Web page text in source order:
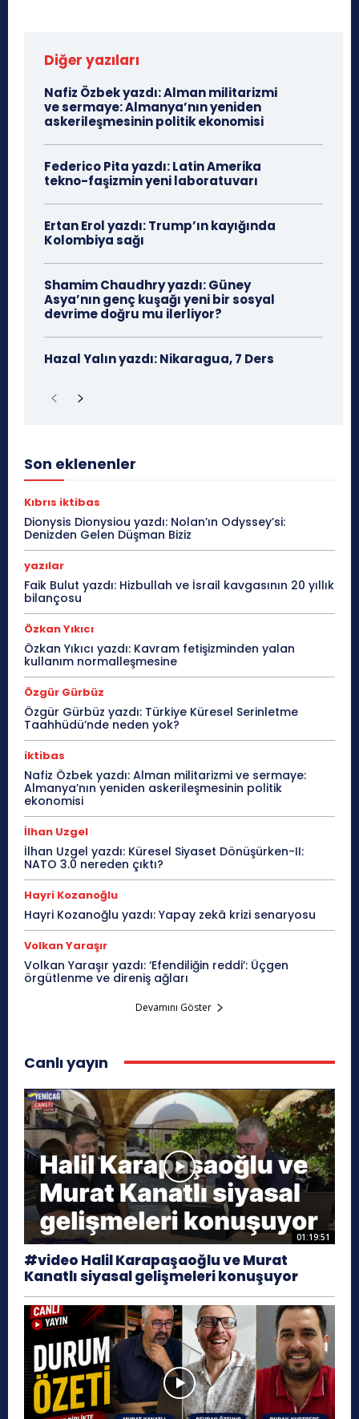
Diğer yazıları
Nafiz Özbek yazdı: Alman militarizmi
ve sermaye: Almanya’nın yeniden
askerileşmesinin politik ekonomisi
Federico Pita yazdı: Latin Amerika
tekno-faşizmin yeni laboratuvarı
Ertan Erol yazdı: Trump’ın kayığında
Kolombiya sağı
Shamim Chaudhry yazdı: Güney
Asya’nın genç kuşağı yeni bir sosyal
devrime doğru mu ilerliyor?
Hazal Yalın yazdı: Nikaragua, 7 Ders
Son eklenenler
Kıbrıs iktibas
Dionysis Dionysiou yazdı: Nolan’ın Odyssey’si:
Denizden Gelen Düşman Biziz
yazılar
Faik Bulut yazdı: Hizbullah ve İsrail kavgasının 20 yıllık
bilançosu
Özkan Yıkıcı
Özkan Yıkıcı yazdı: Kavram fetişizminden yalan
kullanım normalleşmesine
Özgür Gürbüz
Özgür Gürbüz yazdı: Türkiye Küresel Serinletme
Taahhüdü’nde neden yok?
iktibas
Nafiz Özbek yazdı: Alman militarizmi ve sermaye:
Almanya’nın yeniden askerileşmesinin politik
ekonomisi
İlhan Uzgel
İlhan Uzgel yazdı: Küresel Siyaset Dönüşürken-II:
NATO 3.0 nereden çıktı?
Hayri Kozanoğlu
Hayri Kozanoğlu yazdı: Yapay zekâ krizi senaryosu
Volkan Yaraşır
Volkan Yaraşır yazdı: ‘Efendiliğin reddi’: Üçgen
örgütlenme ve direniş ağları
Devamını Göster
Canlı yayın
01:19:51
#video Halil Karapaşaoğlu ve Murat
Kanatlı siyasal gelişmeleri konuşuyor